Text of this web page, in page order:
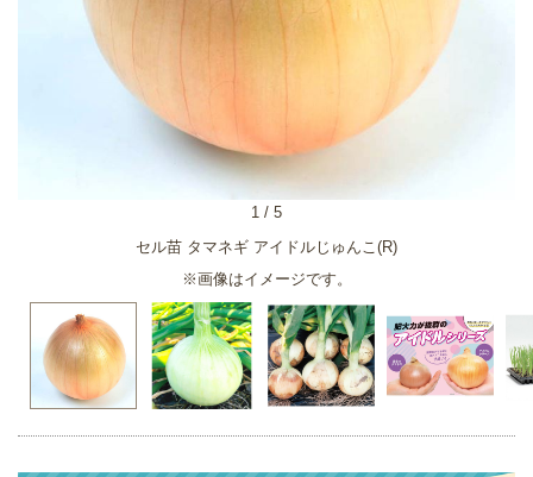
セル苗 タマネギ アイドルじゅんこ(R)
※画像はイメージです。
1 / 5